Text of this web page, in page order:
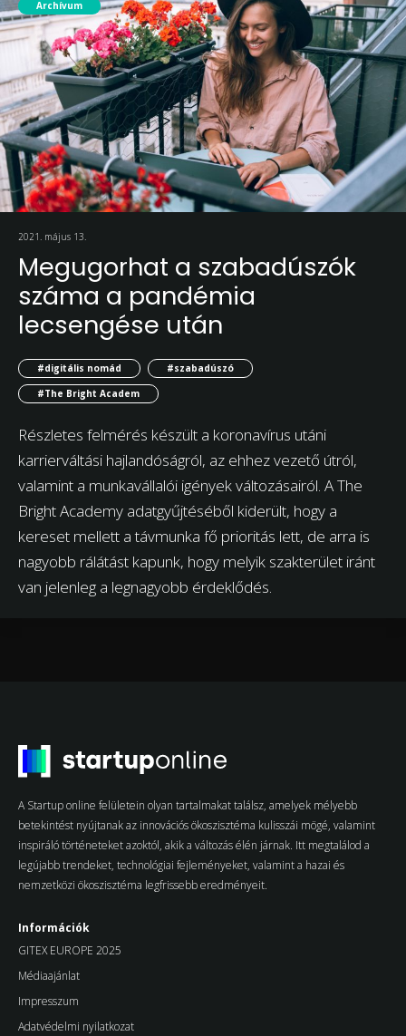
Archívum
2021. május 13.
Megugorhat a szabadúszók
száma a pandémia
lecsengése után
#digitális nomád
#szabadúszó
#The Bright Academ
Részletes felmérés készült a koronavírus utáni
karrierváltási hajlandóságról, az ehhez vezető útról,
valamint a munkavállalói igények változásairól. A The
Bright Academy adatgyűjtéséből kiderült, hogy a
kereset mellett a távmunka fő prioritás lett, de arra is
nagyobb rálátást kapunk, hogy melyik szakterület iránt
van jelenleg a legnagyobb érdeklődés.
A Startup online felületein olyan tartalmakat találsz, amelyek mélyebb
betekintést nyújtanak az innovációs ökoszisztéma kulisszái mögé, valamint
inspiráló történeteket azoktól, akik a változás élén járnak. Itt megtalálod a
legújabb trendeket, technológiai fejleményeket, valamint a hazai és
nemzetközi ökoszisztéma legfrissebb eredményeit.
Információk
GITEX EUROPE 2025
Médiaajánlat
Impresszum
Adatvédelmi nyilatkozat